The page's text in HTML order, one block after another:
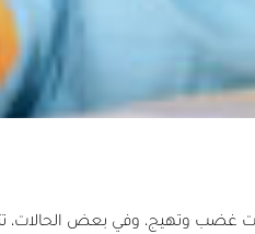
غضب وتهيج، وفي بعض الحالات،